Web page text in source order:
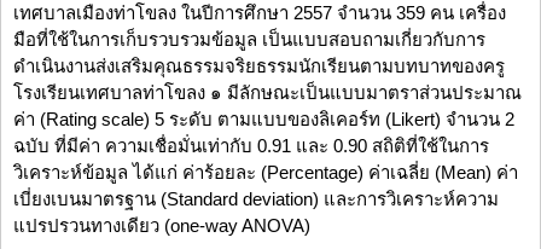
เทศบาลเมืองท่าโขลง ในปีการศึกษา 2557 จำนวน 359 คน เครื่อง
มือที่ใช้ในการเก็บรวบรวมข้อมูล เป็นแบบสอบถามเกี่ยวกับการ
ดำเนินงานส่งเสริมคุณธรรมจริยธรรมนักเรียนตามบทบาทของครู
โรงเรียนเทศบาลท่าโขลง ๑ มีลักษณะเป็นแบบมาตราส่วนประมาณ
ค่า (Rating scale) 5 ระดับ ตามแบบของลิเคอร์ท (Likert) จำนวน 2
ฉบับ ที่มีค่า ความเชื่อมั่นเท่ากับ 0.91 และ 0.90 สถิติที่ใช้ในการ
วิเคราะห์ข้อมูล ได้แก่ ค่าร้อยละ (Percentage) ค่าเฉลี่ย (Mean) ค่า
เบี่ยงเบนมาตรฐาน (Standard deviation) และการวิเคราะห์ความ
แปรปรวนทางเดียว (one-way ANOVA)